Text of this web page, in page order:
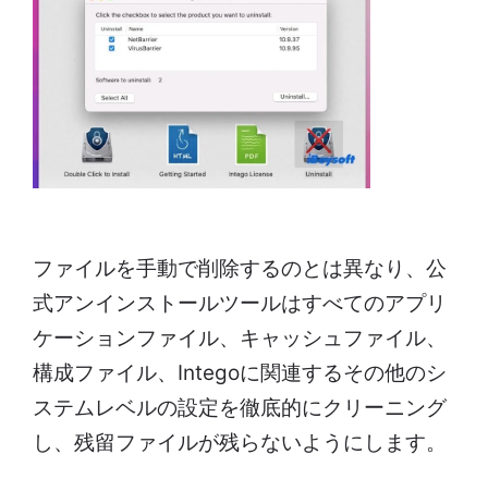
ファイルを手動で削除するのとは異なり、公
式アンインストールツールはすべてのアプリ
ケーションファイル、キャッシュファイル、
構成ファイル、Integoに関連するその他のシ
ステムレベルの設定を徹底的にクリーニング
し、残留ファイルが残らないようにします。